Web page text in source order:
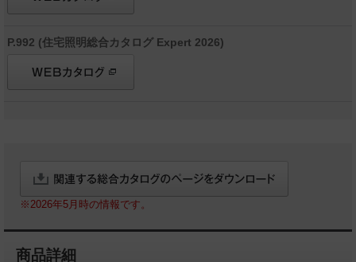
P.992 (住宅照明総合カタログ Expert 2026)
※2026年5月時の情報です。
商品詳細